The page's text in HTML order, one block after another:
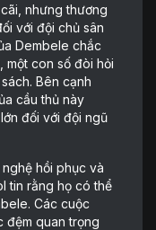
nhưng thương
với đội chủ sân
Dembele chắc
một con số đòi hỏi
Bên cạnh
cầu thủ này
đối với đội ngũ
hồi phục và
tin rằng họ có thể
Các cuộc
đệm quan trọng